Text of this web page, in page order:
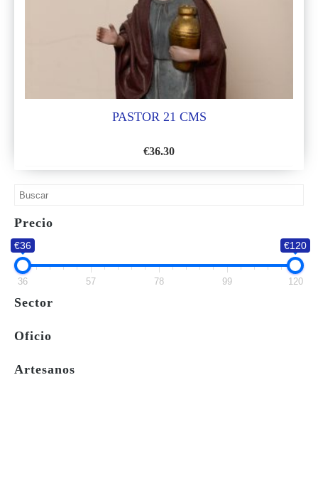
DESEOS
PASTOR 21 CMS
€36.30
DESEOS
Precio
€36 €120
36 57 78 99 120
Sector
Oficio
Artesanos